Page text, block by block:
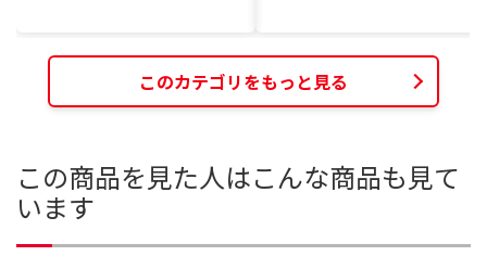
このカテゴリをもっと見る
この商品を見た人はこんな商品も見て
います